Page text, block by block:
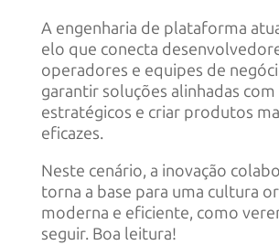
A engenharia de plataforma
elo que conecta
operadores e equipes de
garantir soluções alinhadas
estratégicos e criar produtos
eficazes.
Neste cenário, a inovação
torna a base para uma cultura
moderna e eficiente, como
seguir. Boa leitura!